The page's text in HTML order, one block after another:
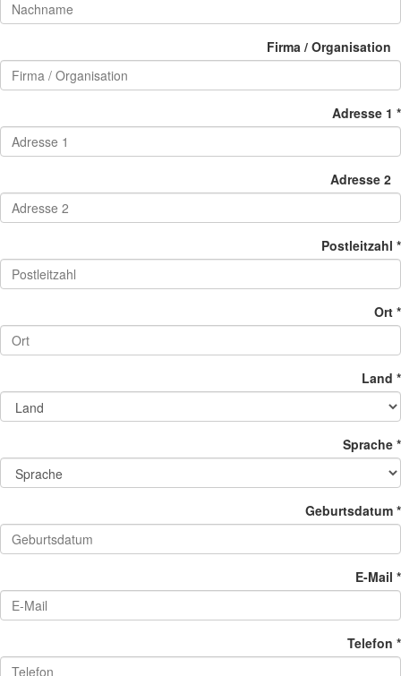
Firma / Organisation
Adresse 1 *
Adresse 2
Postleitzahl *
Ort *
Land *
Sprache *
Geburtsdatum *
E-Mail *
Telefon *